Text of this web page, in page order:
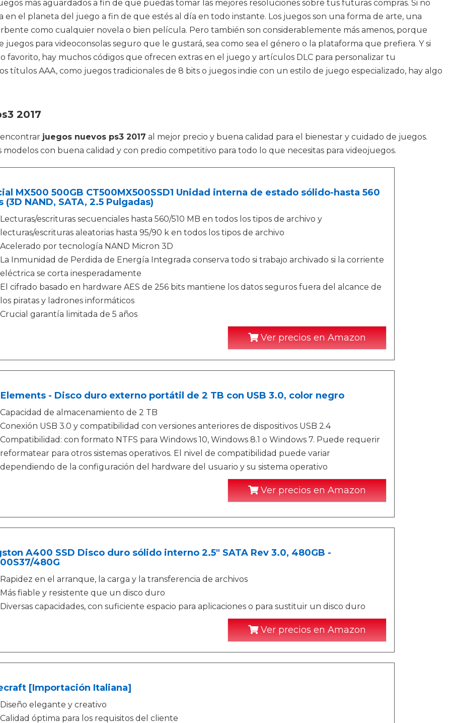
más aguardados a fin de que puedas tomar las mejores resoluciones sobre tus futuras compras. Si no
el planeta del juego a fin de que estés al día en todo instante. Los juegos son una forma de arte, una
como cualquier novela o bien película. Pero también son considerablemente más amenos, porque
para videoconsolas seguro que le gustará, sea como sea el género o la plataforma que prefiera. Y si
favorito, hay muchos códigos que ofrecen extras en el juego y artículos DLC para personalizar tu
títulos AAA, como juegos tradicionales de 8 bits o juegos indie con un estilo de juego especializado, hay algo
2017
juegos nuevos ps3 2017 al mejor precio y buena calidad para el bienestar y cuidado de juegos.
con buena calidad y con predio competitivo para todo lo que necesitas para videojuegos.
MX500 500GB CT500MX500SSD1 Unidad interna de estado sólido-hasta 560
(3D NAND, SATA, 2.5 Pulgadas)
Lecturas/escrituras secuenciales hasta 560/510 MB en todos los tipos de archivo y
lecturas/escrituras aleatorias hasta 95/90 k en todos los tipos de archivo
Acelerado por tecnología NAND Micron 3D
La Inmunidad de Perdida de Energía Integrada conserva todo si trabajo archivado si la corriente
eléctrica se corta inesperadamente
El cifrado basado en hardware AES de 256 bits mantiene los datos seguros fuera del alcance de
los piratas y ladrones informáticos
Crucial garantía limitada de 5 años
Ver precios en Amazon
- Disco duro externo portátil de 2 TB con USB 3.0, color negro
Capacidad de almacenamiento de 2 TB
Conexión USB 3.0 y compatibilidad con versiones anteriores de dispositivos USB 2.4
Compatibilidad: con formato NTFS para Windows 10, Windows 8.1 o Windows 7. Puede requerir
reformatear para otros sistemas operativos. El nivel de compatibilidad puede variar
dependiendo de la configuración del hardware del usuario y su sistema operativo
Ver precios en Amazon
A400 SSD Disco duro sólido interno 2.5" SATA Rev 3.0, 480GB -
480G
Rapidez en el arranque, la carga y la transferencia de archivos
Más fiable y resistente que un disco duro
Diversas capacidades, con suficiente espacio para aplicaciones o para sustituir un disco duro
Ver precios en Amazon
[Importación Italiana]
Diseño elegante y creativo
Calidad óptima para los requisitos del cliente